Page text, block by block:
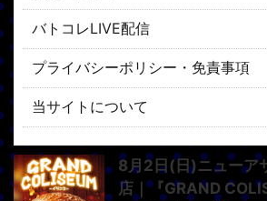
バトコレLIVE配信
プライバシーポリシー・免責事項
当サイトについて
8月2日(日)ニューア
店｜『GRAND